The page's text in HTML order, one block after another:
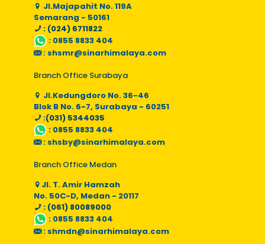
Jl.Majapahit No. 119A
Semarang - 50161
: (024) 6711822
: 0855 8833 404
: shsmr@sinarhimalaya.com
Branch Office Surabaya
Jl.Kedungdoro No. 36-46
Blok B No. 6-7, Surabaya - 60251
:(031) 5344035
: 0855 8833 404
: shsby@sinarhimalaya.com
Branch Office Medan
Jl. T. Amir Hamzah
No. 50C-D, Medan - 20117
: (061) 80089000
: 0855 8833 404
: shmdn@sinarhimalaya.com